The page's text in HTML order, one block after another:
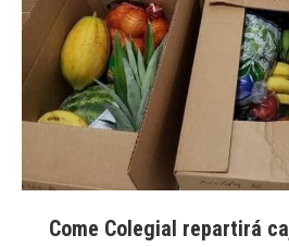
Come Colegial repartirá